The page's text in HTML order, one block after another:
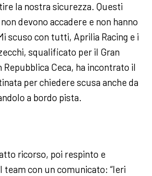
la nostra sicurezza. Questi
devono accadere e non hanno
scuso con tutti, Aprilia Racing e i
squalificato per il Gran
Repubblica Ceca, ha incontrato il
per chiedere scusa anche da
a bordo pista.
ricorso, poi respinto e
con un comunicato: “Ieri